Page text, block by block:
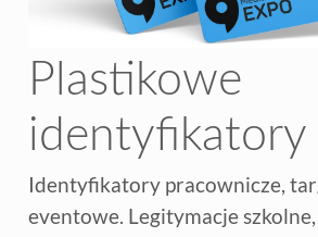
Plastikowe
identyfikatory
Identyfikatory pracownicze,
eventowe. Legitymacje